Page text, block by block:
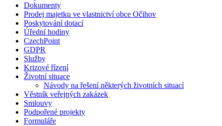
Dokumenty
Prodej majetku ve vlastnictví obce Očihov
Poskytování dotací
Úřední hodiny
CzechPoint
GDPR
Služby
Krizové řízení
Životní situace
Návody na řešení některých životních situací
Věstník veřejných zakázek
Smlouvy
Podpořené projekty
Formuláře